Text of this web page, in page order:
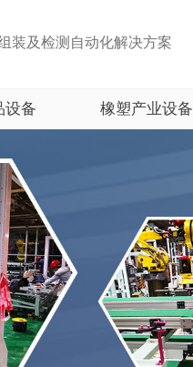
装及检测自动化解决方案
设备 橡塑产业设备